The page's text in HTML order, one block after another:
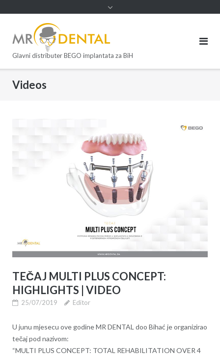
Glavni distributer BEGO implantata za BiH
Videos
TEČAJ MULTI PLUS CONCEPT:
HIGHLIGHTS | VIDEO
25/07/2019 Editor
U junu mjesecu ove godine MR DENTAL doo Bihać je organizirao
tečaj pod nazivom:
“MULTI PLUS CONCEPT: TOTAL REHABILITATION OVER 4